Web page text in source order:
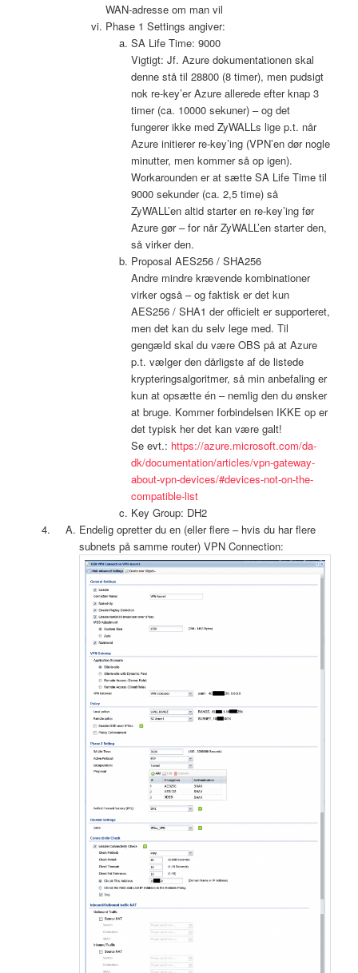
WAN-adresse om man vil
Phase 1 Settings angiver:
SA Life Time: 9000
Vigtigt: Jf. Azure dokumentationen skal
denne stå til 28800 (8 timer), men pudsigt
nok re-key’er Azure allerede efter knap 3
timer (ca. 10000 sekuner) – og det
fungerer ikke med ZyWALLs lige p.t. når
Azure initierer re-key’ing (VPN’en dør nogle
minutter, men kommer så op igen).
Workarounden er at sætte SA Life Time til
9000 sekunder (ca. 2,5 time) så
ZyWALL’en altid starter en re-key’ing før
Azure gør – for når ZyWALL’en starter den,
så virker den.
Proposal AES256 / SHA256
Andre mindre krævende kombinationer
virker også – og faktisk er det kun
AES256 / SHA1 der officielt er supporteret,
men det kan du selv lege med. Til
gengæld skal du være OBS på at Azure
p.t. vælger den dårligste af de listede
krypteringsalgoritmer, så min anbefaling er
kun at opsætte én – nemlig den du ønsker
at bruge. Kommer forbindelsen IKKE op er
det typisk her det kan være galt!
Se evt.: https://azure.microsoft.com/da-
dk/documentation/articles/vpn-gateway-
about-vpn-devices/#devices-not-on-the-
compatible-list
Key Group: DH2
Endelig opretter du en (eller flere – hvis du har flere
subnets på samme router) VPN Connection: